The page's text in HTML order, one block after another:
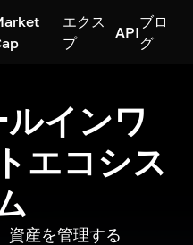
エクス
プ
API
ブロ
グ
インワ
エコシス
資産を管理する